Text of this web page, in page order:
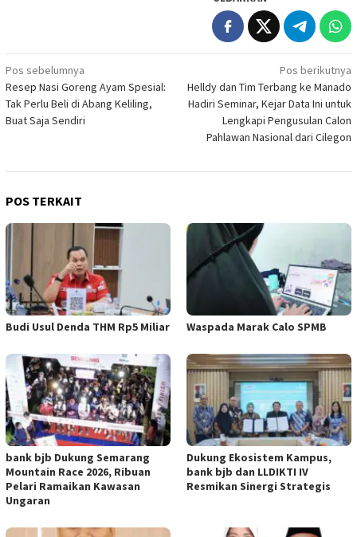
Navigasi
pos
Pos sebelumnya
Resep Nasi Goreng Ayam Spesial:
Tak Perlu Beli di Abang Keliling,
Buat Saja Sendiri
Pos berikutnya
Helldy dan Tim Terbang ke Manado
Hadiri Seminar, Kejar Data Ini untuk
Lengkapi Pengusulan Calon
Pahlawan Nasional dari Cilegon
POS TERKAIT
Budi Usul Denda THM Rp5 Miliar Waspada Marak Calo SPMB
bank bjb Dukung Semarang
Mountain Race 2026, Ribuan
Pelari Ramaikan Kawasan
Ungaran
Dukung Ekosistem Kampus,
bank bjb dan LLDIKTI IV
Resmikan Sinergi Strategis